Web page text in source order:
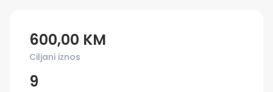
600,00 KM
Ciljani iznos
9